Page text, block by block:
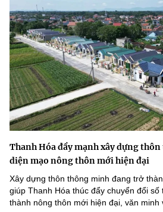
Thanh Hóa đẩy mạnh xây dựng
diện mạo nông thôn mới hiện đại
Xây dựng thôn thông minh đang trở
giúp Thanh Hóa thúc đẩy chuyển đổi
thành nông thôn mới hiện đại, văn minh